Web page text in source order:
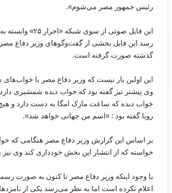
رئیس جمهور مصر می‌شوم».
این فایل صوتی
گذشته صورت گرفته است.
این اولین بار نیست که وزیر دفاع مصر با
وی پیشتر نیز گفته بود که خواب دیده شمشیری دارد
خواب دیده که ساعت مارک امگا به دست دارد و
رویا گفته بود : «اسم من جهانی خواهد شد».
بر اساس این گزارش وزیر دفاع مصر هنگامی که
خواسته که از انتشار این بخش خودداری کند وی
با وجود اینکه وزیر دفاع مصر تا کنون به صورت
اعلام نکرده است اما به نظر می‌رسد یکی از